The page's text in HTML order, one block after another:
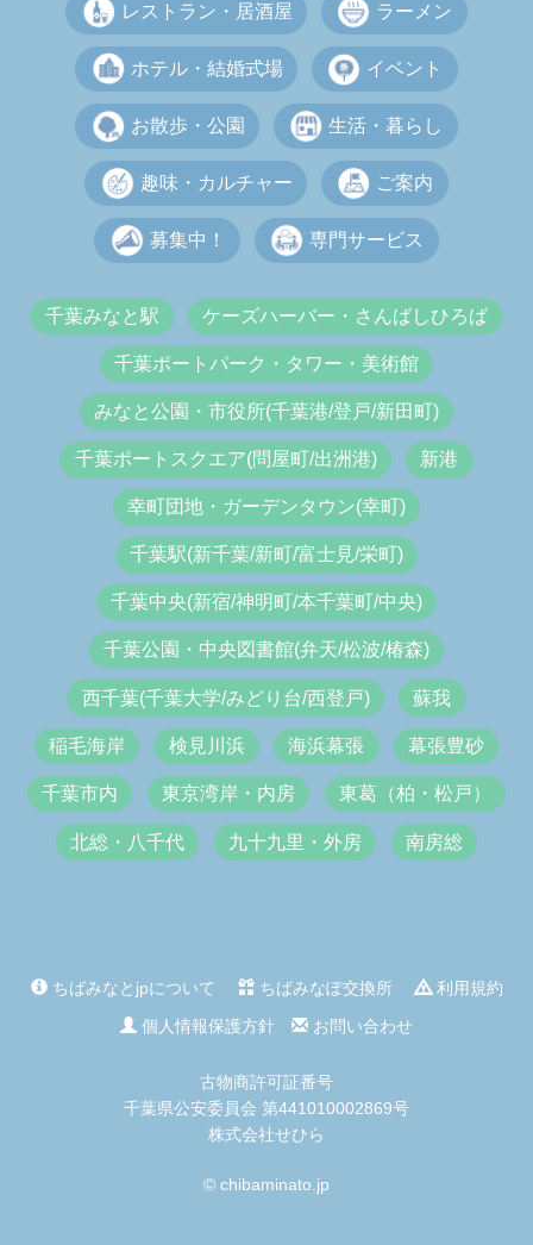
レストラン・居酒屋 ラーメン
ホテル・結婚式場 イベント
お散歩・公園 生活・暮らし
趣味・カルチャー ご案内
募集中！ 専門サービス
千葉みなと駅 ケーズハーバー・さんばしひろば
千葉ポートパーク・タワー・美術館
みなと公園・市役所(千葉港/登戸/新田町)
千葉ポートスクエア(問屋町/出洲港) 新港
幸町団地・ガーデンタウン(幸町)
千葉駅(新千葉/新町/富士見/栄町)
千葉中央(新宿/神明町/本千葉町/中央)
千葉公園・中央図書館(弁天/松波/椿森)
西千葉(千葉大学/みどり台/西登戸) 蘇我
稲毛海岸 検見川浜 海浜幕張 幕張豊砂
千葉市内 東京湾岸・内房 東葛（柏・松戸）
北総・八千代 九十九里・外房 南房総
ちばみなとjpについて ちばみなぽ交換所
利用規約
個人情報保護方針
お問い合わせ
古物商許可証番号
千葉県公安委員会 第441010002869号
株式会社せひら
© chibaminato.jp